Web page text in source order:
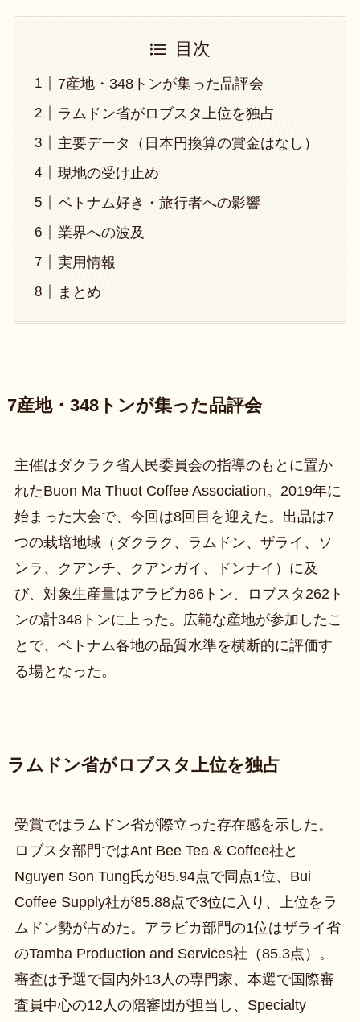
目次
7産地・348トンが集った品評会
ラムドン省がロブスタ上位を独占
主要データ（日本円換算の賞金はなし）
現地の受け止め
ベトナム好き・旅行者への影響
業界への波及
実用情報
まとめ
7産地・348トンが集った品評会
主催はダクラク省人民委員会の指導のもとに置か
れたBuon Ma Thuot Coffee Association。2019年に
始まった大会で、今回は8回目を迎えた。出品は7
つの栽培地域（ダクラク、ラムドン、ザライ、ソ
ンラ、クアンチ、クアンガイ、ドンナイ）に及
び、対象生産量はアラビカ86トン、ロブスタ262ト
ンの計348トンに上った。広範な産地が参加したこ
とで、ベトナム各地の品質水準を横断的に評価す
る場となった。
ラムドン省がロブスタ上位を独占
受賞ではラムドン省が際立った存在感を示した。
ロブスタ部門ではAnt Bee Tea & Coffee社と
Nguyen Son Tung氏が85.94点で同点1位、Bui
Coffee Supply社が85.88点で3位に入り、上位をラ
ムドン勢が占めた。アラビカ部門の1位はザライ省
のTamba Production and Services社（85.3点）。
審査は予選で国内外13人の専門家、本選で国際審
査員中心の12人の陪審団が担当し、Specialty